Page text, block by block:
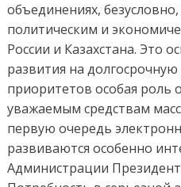
объединениях,
политическим и
России и Казахстана. Это
развития на
приоритетов особая роль
уважаемым средствам
первую очередь
развиваются особенно
Администрации